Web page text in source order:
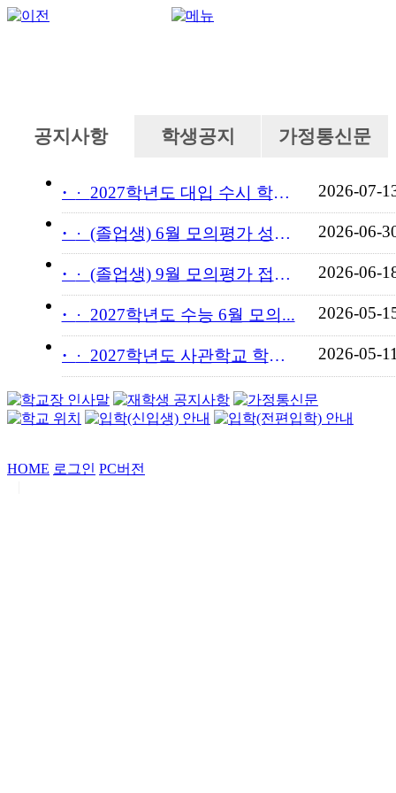
공지사항 학생공지 가정통신문
· 2027학년도 대입 수시 학교... 2026-07-
· (졸업생) 6월 모의평가 성적... 2026-06-
· (졸업생) 9월 모의평가 접수... 2026-06-
· 2027학년도 수능 6월 모의... 2026-05-
· 2027학년도 사관학교 학교장... 2026-05-
HOME 로그인 PC버전